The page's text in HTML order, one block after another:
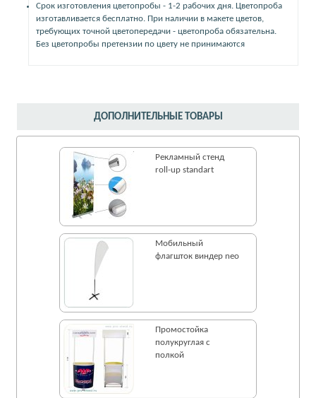
Срок изготовления цветопробы - 1-2 рабочих дня. Цветопроба
изготавливается бесплатно. При наличии в макете цветов,
требующих точной цветопередачи - цветопроба обязательна.
Без цветопробы претензии по цвету не принимаются
ДОПОЛНИТЕЛЬНЫЕ ТОВАРЫ
Рекламный стенд
roll-up standart
Мобильный
флагшток виндер neo
Промостойка
полукруглая с
полкой